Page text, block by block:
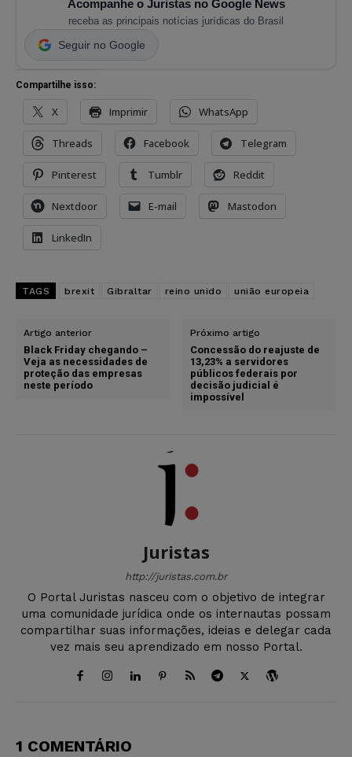
Acompanhe o Juristas no Google News
receba as principais notícias jurídicas do Brasil
Seguir no Google
Compartilhe isso:
X Imprimir WhatsApp
Threads Facebook Telegram
Pinterest Tumblr Reddit
Nextdoor E-mail Mastodon
LinkedIn
TAGS brexit Gibraltar reino unido união europeia
Artigo anterior
Black Friday chegando –
Veja as necessidades de
proteção das empresas
neste período
Próximo artigo
Concessão do reajuste de
13,23% a servidores
públicos federais por
decisão judicial é
impossível
Juristas
http://juristas.com.br
O Portal Juristas nasceu com o objetivo de integrar
uma comunidade jurídica onde os internautas possam
compartilhar suas informações, ideias e delegar cada
vez mais seu aprendizado em nosso Portal.
1 COMENTÁRIO